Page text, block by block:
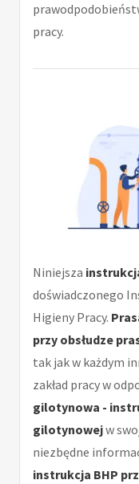
pracy.
Niniejsza
doświadczonego
Higieny Pracy.
przy obsłudze
tak jak w każdym
zakład pracy w
gilotynowa -
gilotynowejw
niezbędne
instrukcja BHP